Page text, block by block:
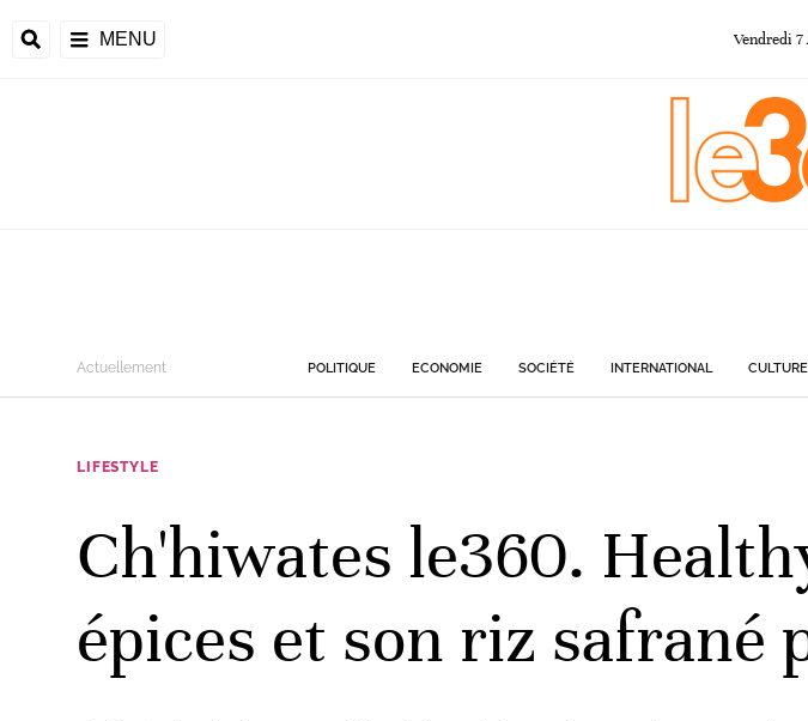
MENU Vendredi 7
Actuellement POLITIQUE ECONOMIE SOCIÉTÉ INTERNATIONAL CULTURE
LIFESTYLE
Ch'hiwates le360.
épices et son riz